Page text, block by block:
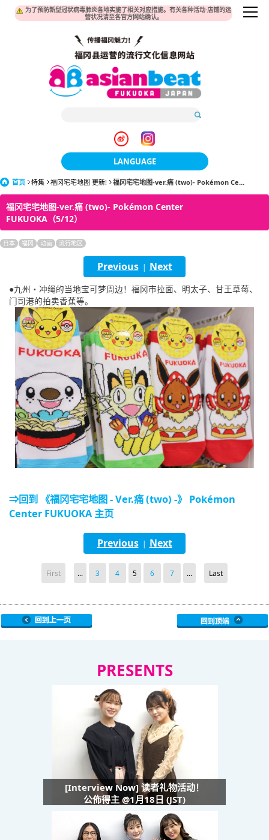
为了预防新型冠状病毒肺炎各地实施了相关对应措施。有关各种活动·店铺的运
营状况请至各官方网站确认。
LANGUAGE
日本語
한국어
簡体中文
繁體中文
ภาษาไทย
tiéng Viêt
Bahasa Indonesia
首页 特集 福冈宅宅地图 更新! 福冈宅宅地图-ver.痛 (two)- Pokémon Ce...
福冈宅宅地图-ver.痛 (two)- Pokémon Center
FUKUOKA（5/12）
日本 福冈 动画 流行地区
Previous| Next
●九州・冲绳的当地宝可梦周边！福冈市拉面、明太子、甘王草莓、
门司港的拍卖香蕉等。
⇒回到 《福冈宅宅地图 - Ver.痛 (two) -》 Pokémon
Center FUKUOKA 主页
Previous| Next
First ... 3 4 5 6 7 ... Last
PRESENTS
[Interview Now] 读者礼物活动！
公佈得主 @1月18日 (JST)